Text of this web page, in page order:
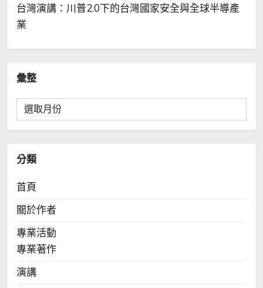
台灣演講：川普2.0下的台灣國家安全與全球半導產
業
彙整
彙
整
分類
首頁
關於作者
專業活動
專業著作
演講